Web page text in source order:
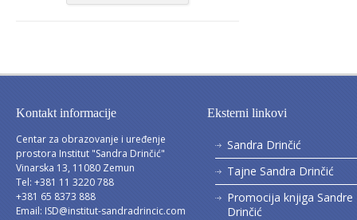
Kontakt informacije
Centar za obrazovanje i uređenje
prostora Institut "Sandra Drinčić"
Vinarska 13, 11080 Zemun
Tel: +381 11 3220 788
+381 65 8373 888
Email: ISD@institut-sandradrincic.com
Eksterni linkovi
Sandra Drinčić
Tajne Sandra Drinčić
Promocija knjiga Sandre
Drinčić